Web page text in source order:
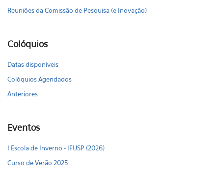
Reuniões da Comissão de Pesquisa (e Inovação)
Colóquios
Datas disponíveis
Colóquios Agendados
Anteriores
Eventos
I Escola de Inverno - IFUSP (2026)
Curso de Verão 2025